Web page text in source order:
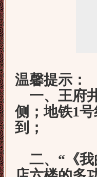
温馨提示：
一、王府
侧；地铁1
到；
二、“《我